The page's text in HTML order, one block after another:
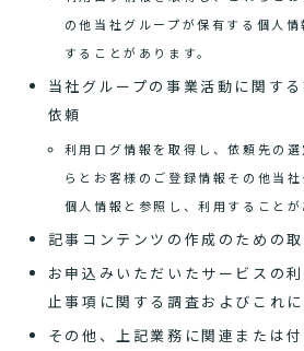
の他当社グループが保有する個人
することがあります。
当社グループの事業活動に関す
依頼
利用ログ情報を取得し、依頼先の
らとお客様のご登録情報その他当
個人情報と参照し、利用することが
記事コンテンツの作成のための
お申込みいただいたサービスの
止事項に関する調査およびこれ
その他、上記業務に関連または